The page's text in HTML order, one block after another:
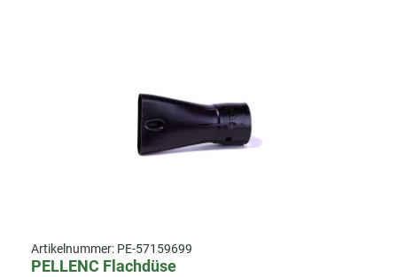
Artikelnummer: PE-57159699
PELLENC Flachdüse